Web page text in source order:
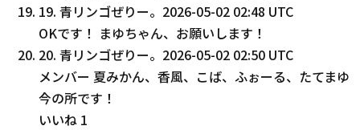
19. 青リンゴぜりー。 2026-05-02 02:48 UTC
OKです！ まゆちゃん、お願いします！
20. 青リンゴぜりー。 2026-05-02 02:50 UTC
メンバー 夏みかん、香風、こば、ふぉーる、たてまゆ
今の所です！
いいね 1